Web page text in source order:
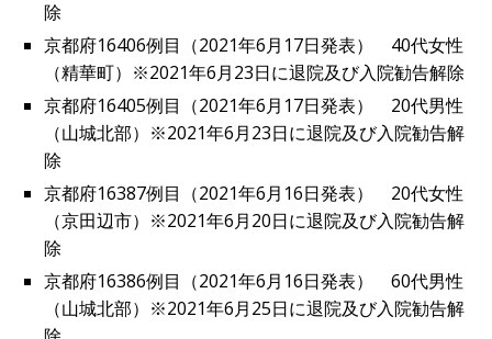
除
京都府16406例目（2021年6月17日発表） 40代女性
（精華町）※2021年6月23日に退院及び入院勧告解除
京都府16405例目（2021年6月17日発表） 20代男性
（山城北部）※2021年6月23日に退院及び入院勧告解
除
京都府16387例目（2021年6月16日発表） 20代女性
（京田辺市）※2021年6月20日に退院及び入院勧告解
除
京都府16386例目（2021年6月16日発表） 60代男性
（山城北部）※2021年6月25日に退院及び入院勧告解